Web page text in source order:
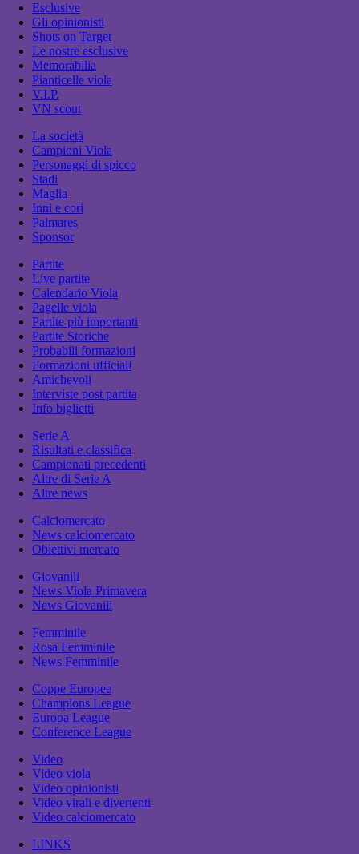
Esclusive
Gli opinionisti
Shots on Target
Le nostre esclusive
Memorabilia
Pianticelle viola
V.I.P.
VN scout
La società
Campioni Viola
Personaggi di spicco
Stadi
Maglia
Inni e cori
Palmares
Sponsor
Partite
Live partite
Calendario Viola
Pagelle viola
Partite più importanti
Partite Storiche
Probabili formazioni
Formazioni ufficiali
Amichevoli
Interviste post partita
Info biglietti
Serie A
Risultati e classifica
Campionati precedenti
Altre di Serie A
Altre news
Calciomercato
News calciomercato
Obiettivi mercato
Giovanili
News Viola Primavera
News Giovanili
Femminile
Rosa Femminile
News Femminile
Coppe Europee
Champions League
Europa League
Conference League
Video
Video viola
Video opinionisti
Video virali e divertenti
Video calciomercato
LINKS